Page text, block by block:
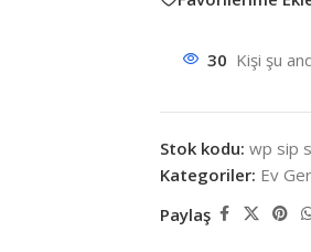
30 Kişi şu
Stok kodu: wp sip
Kategoriler: Ev
Paylaş